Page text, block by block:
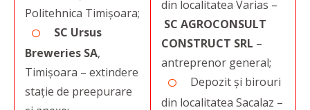
Politehnica Timișoara;
SC Ursus
Breweries SA,
Timişoara – extindere
staţie de preepurare
din localitatea Varias –
SC AGROCONSULT
CONSTRUCT SRL –
antreprenor general;
Depozit și birouri
din localitatea Sacalaz –